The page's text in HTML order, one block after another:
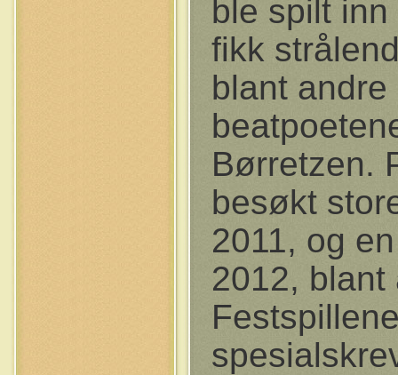
ble spilt
fikk
blant
Børretzen.
besøkt
2011, og
2012, blant